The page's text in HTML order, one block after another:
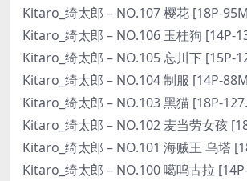
Kitaro_绮太郎 – NO.107 樱花 [18P-
Kitaro_绮太郎 – NO.106 玉桂狗 [14P-
Kitaro_绮太郎 – NO.105 忘川下 [15P-
Kitaro_绮太郎 – NO.104 制服 [14P-
Kitaro_绮太郎 – NO.103 黑猫 [18P-
Kitaro_绮太郎 – NO.102 麦当劳女孩
Kitaro_绮太郎 – NO.101 海贼王 乌塔
Kitaro_绮太郎 – NO.100 噶呜古拉